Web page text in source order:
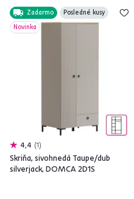
Zadarmo
Posledné kusy
Novinka
4,4 1
Skriňa, sivohnedá Taupe/dub
silverjack, DOMCA 2D1S